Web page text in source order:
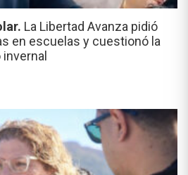
La Libertad Avanza pidió
en escuelas y cuestionó la